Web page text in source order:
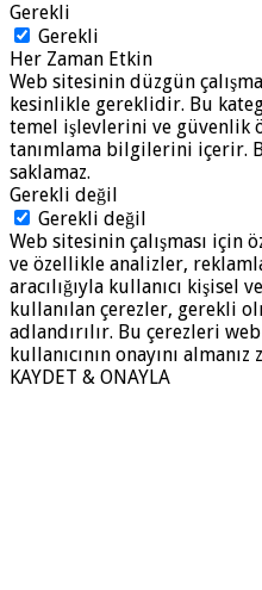
Gerekli
Gerekli
Her Zaman Etkin
Web sitesinin düzgün
kesinlikle gereklidir. Bu
temel işlevlerini ve güvenlik
tanımlama bilgilerini içerir.
saklamaz.
Gerekli değil
Gerekli değil
Web sitesinin çalışması için
ve özellikle analizler,
aracılığıyla kullanıcı
kullanılan çerezler, gerekli
adlandırılır. Bu çerezleri
kullanıcının onayını
KAYDET & ONAYLA